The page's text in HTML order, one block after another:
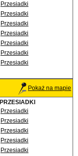
Przesiadki
Przesiadki
Przesiadki
Przesiadki
Przesiadki
Przesiadki
Przesiadki
Pokaż na mapie
PRZESIADKI
Przesiadki
Przesiadki
Przesiadki
Przesiadki
Przesiadki